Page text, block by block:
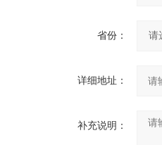
省份：
详细地址：
补充说明：